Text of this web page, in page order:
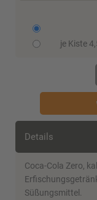
je Kiste
Details
Coca-Cola Zero,
Süßungsmittel.